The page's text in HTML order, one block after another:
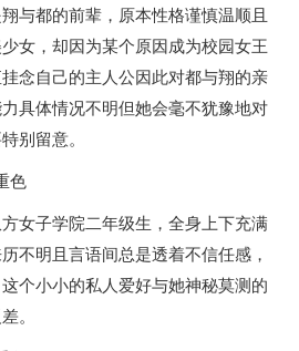
与都的前辈，原本性格谨慎温顺且
女，却因为某个原因成为校园女王
念自己的主人公因此对都与翔的亲
具体情况不明但她会毫不犹豫地对
别留意。
女子学院二年级生，全身上下充满
不明且言语间总是透着不信任感，
个小小的私人爱好与她神秘莫测的
。